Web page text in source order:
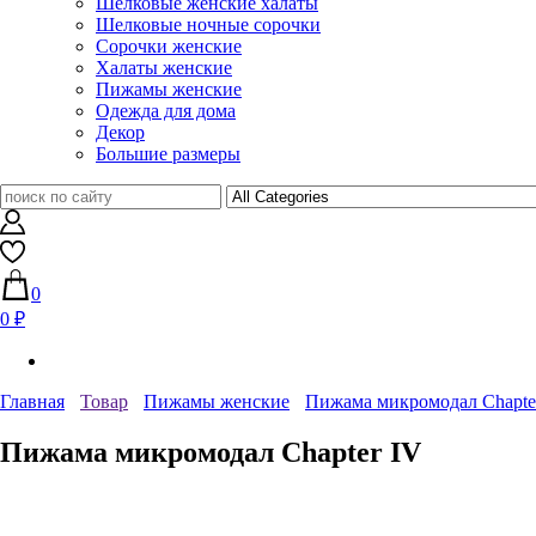
Шелковые ночные сорочки
Сорочки женские
Халаты женские
Пижамы женские
Одежда для дома
Декор
Большие размеры
0
0 ₽
Главная Товар Пижамы женские Пижама микромодал
Пижама микромодал Chapter IV